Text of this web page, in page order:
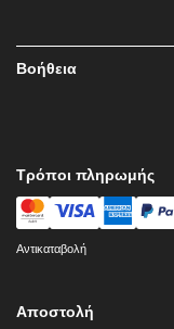
Βοήθεια
Τρόποι πληρωμής
Αντικαταβολή
Αποστολή